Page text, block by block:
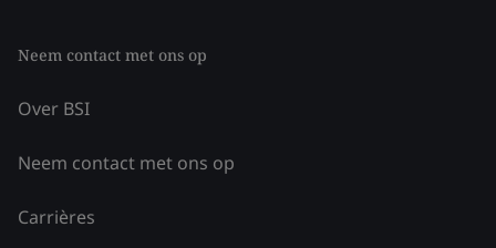
Neem contact met ons op
Over BSI
Neem contact met ons op
Carrières